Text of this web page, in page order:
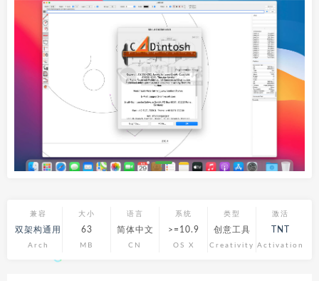
兼容
双架构通用
Arch
大小
63
MB
语言
简体中文
CN
系统
>=10.9
OS X
类型
创意工具
Creativity
激活
TNT
Activation